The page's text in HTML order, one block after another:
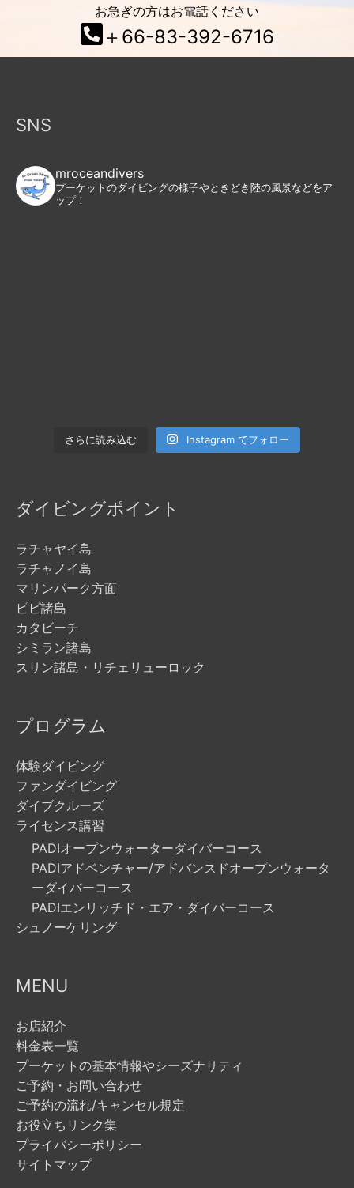
お急ぎの方はお電話ください
＋66-83-392-6716
SNS
mroceandivers
プーケットのダイビングの様子やときどき陸の風景などをア
ップ！
さらに読み込む Instagram でフォロー
ダイビングポイント
ラチャヤイ島
ラチャノイ島
マリンパーク方面
ピピ諸島
カタビーチ
シミラン諸島
スリン諸島・リチェリューロック
プログラム
体験ダイビング
ファンダイビング
ダイブクルーズ
ライセンス講習
PADIオープンウォーターダイバーコース
PADIアドベンチャー/アドバンスドオープンウォータ
ーダイバーコース
PADIエンリッチド・エア・ダイバーコース
シュノーケリング
MENU
お店紹介
料金表一覧
プーケットの基本情報やシーズナリティ
ご予約・お問い合わせ
ご予約の流れ/キャンセル規定
お役立ちリンク集
プライバシーポリシー
サイトマップ